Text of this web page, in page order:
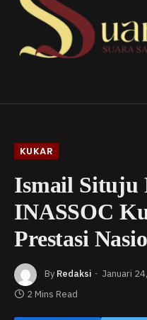
KUKAR
Ismail Situju
INASSOC
Prestasi
By Redaksi Januari
2 Mins Read